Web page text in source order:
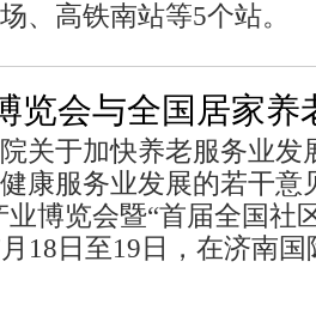
、高铁南站等5个站。
览会与全国居家养
关于加快养老服务业发
健康服务业发展的若干
博览会暨“首届全国社
18日至19日，在济南